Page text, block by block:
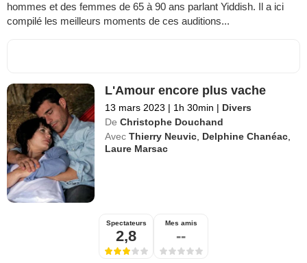
hommes et des femmes de 65 à 90 ans parlant Yiddish. Il a ici
compilé les meilleurs moments de ces auditions...
L'Amour encore plus vache
13 mars 2023 | 1h 30min | Divers
De Christophe Douchand
Avec Thierry Neuvic, Delphine Chanéac,
Laure Marsac
Spectateurs
2,8
Mes amis
--